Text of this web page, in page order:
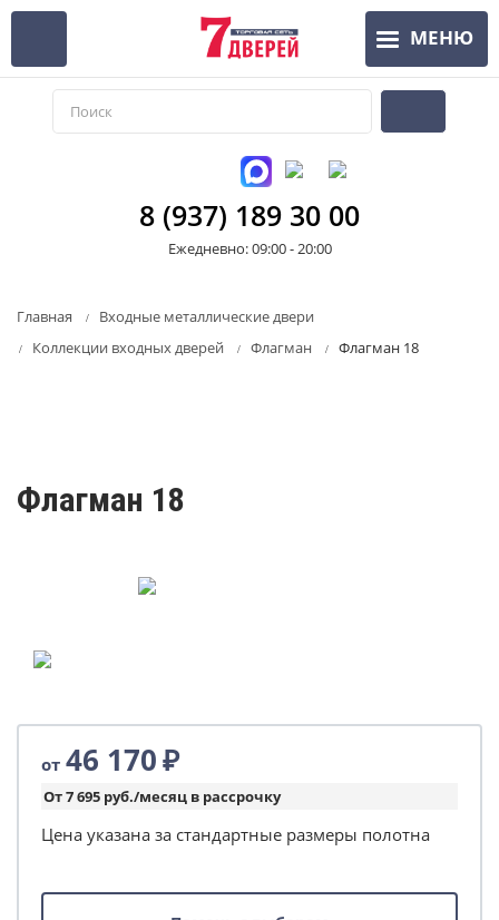
Перейти
основному
содержанию
МЕНЮ
8 (937) 189 30 00
Ежедневно: 09:00 - 20:00
Главная
Входные металлические двери
Коллекции входных дверей
Флагман Флагман 18
Флагман 18
от 46 170₽
От 7 695 руб./месяц в рассрочку
Цена указана за стандартные размеры полотна